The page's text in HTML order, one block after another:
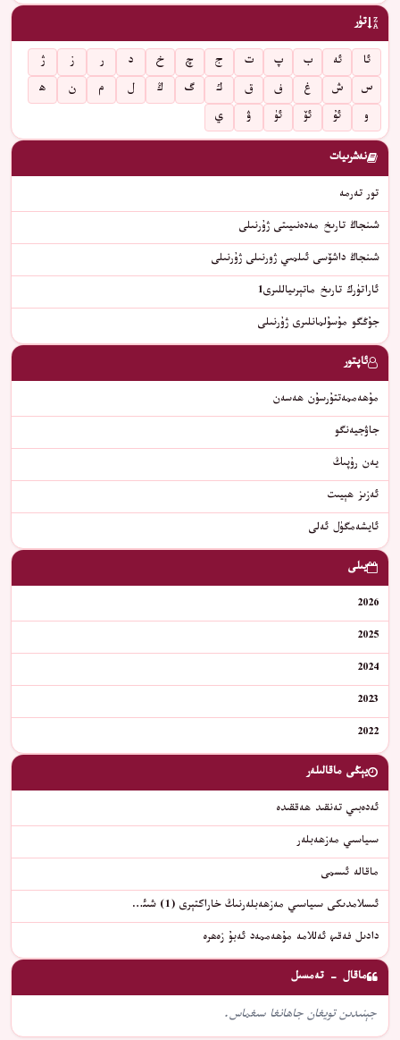
تۈر
ئا ئە ب پ ت ج چ خ د ر ز
ژ
س
ش غ ف ق ك گ ڭ ل م ن
ھ
و
ئۇ ئۆ ئۈ ۋ ي
نەشرىيات
تور تەرمە
شىنجاڭ تارىخ مەدەنىيىتى ژۇرنىلى
شىنجاڭ داشۆسى ئىلمىي ژورنىلى ژۇرنىلى
ئاراتۈرك تارىخ ماتېرىياللىرى1
جۇڭگو مۇسۇلمانلىرى ژۇرنىلى
ئاپتور
مۇھەممەتتۇرسۇن ھەسەن
جاۋجيەنگو
يەن رۇپىڭ
ئەزىز ھېيىت
ئايشەمگۈل ئەلى
يىلى
2026
2025
2024
2023
2022
يېڭى ماقالىلەر
ئەدەبىي تەنقىد ھەققىدە
سىياسىي مەزھەبلەر
ماقالە ئىسمى
ئىسلامدىكى سىياسىي مەزھەبلەرنىڭ خاراكتېرى (1) شىئ…
دادىل فەقىھ ئەللامە مۇھەممەد ئەبۇ زەھرە
ماقال - تەمسىل
جېنىدىن تويغان جاھانغا سىغماس.